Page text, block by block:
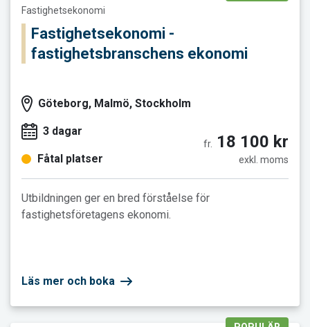
Fastighetsekonomi
Fastighetsekonomi -
fastighetsbranschens ekonomi
Göteborg, Malmö, Stockholm
3 dagar
Fåtal platser
fr. 18 100 kr
exkl. moms
Utbildningen ger en bred förståelse för
fastighetsföretagens ekonomi.
Läs mer och boka